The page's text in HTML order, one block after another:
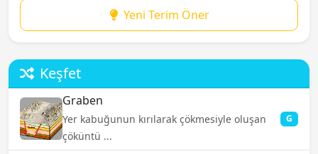
Yeni Terim Öner
Keşfet
Graben
Yer kabuğunun kırılarak çökmesiyle oluşan
çöküntü ...
G